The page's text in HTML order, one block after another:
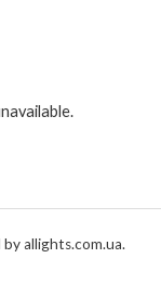
allights.com.ua.